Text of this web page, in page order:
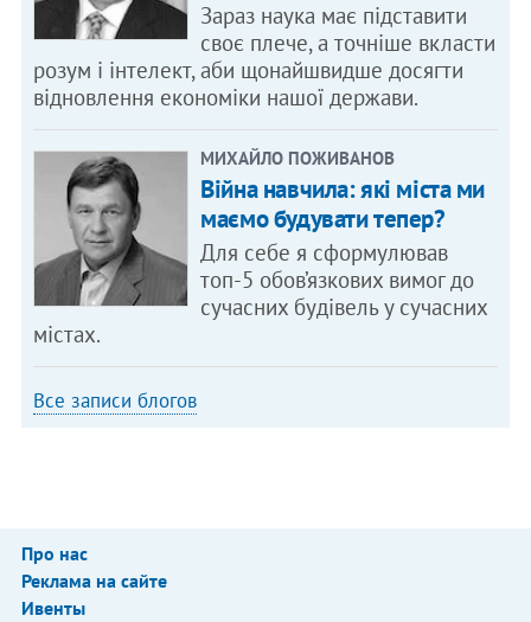
Зараз наука має підставити
своє плече, а точніше вкласти
розум і інтелект, аби щонайшвидше досягти
відновлення економіки нашої держави.
МИХАЙЛО ПОЖИВАНОВ
Війна навчила: які міста ми
маємо будувати тепер?
Для себе я сформулював
топ-5 обов’язкових вимог до
сучасних будівель у сучасних
містах.
Все записи блогов
Про нас
Реклама на сайте
Ивенты